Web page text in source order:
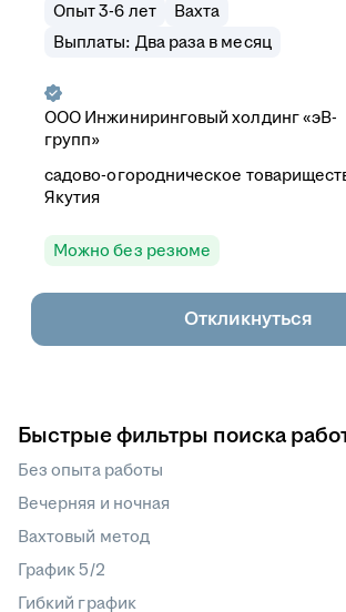
Опыт 3-6 лет
Вахта
Выплаты: Два раза в месяц
ООО Инжиниринговый холдинг «эВ-
групп»
садово-огородническое
Якутия
Можно без резюме
Откликнуться
Быстрые фильтры поиска
Без опыта работы
Вечерняя и ночная
Вахтовый метод
График 5/2
Гибкий график